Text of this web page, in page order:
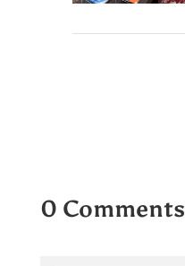
0 Comments